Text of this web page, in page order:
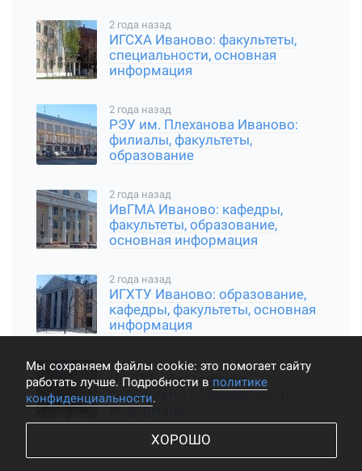
2 года назад
ИГСХА Иваново: факультеты,
специальности, основная
информация
2 года назад
РЭУ им. Плеханова Иваново:
филиалы, факультеты,
образование
2 года назад
ИвГМА Иваново: кафедры,
факультеты, образование,
основная информация
2 года назад
ИГХТУ Иваново: образование,
кафедры, факультеты, основная
информация
2 года назад
ИВГПУ: образование,
факультеты, специальности,
информация
Мы cохраняем файлы cookie: это помогает сайту
работать лучше. Подробности в политике
конфиденциальности.
ХОРОШО